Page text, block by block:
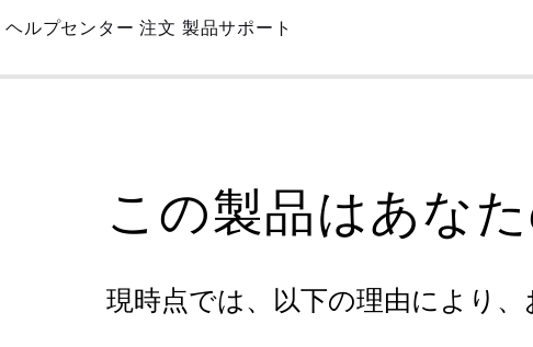
Skip
Main
ヘルプセンター 注文 製品サポート
この製品はあな
現時点では、以下の理由により